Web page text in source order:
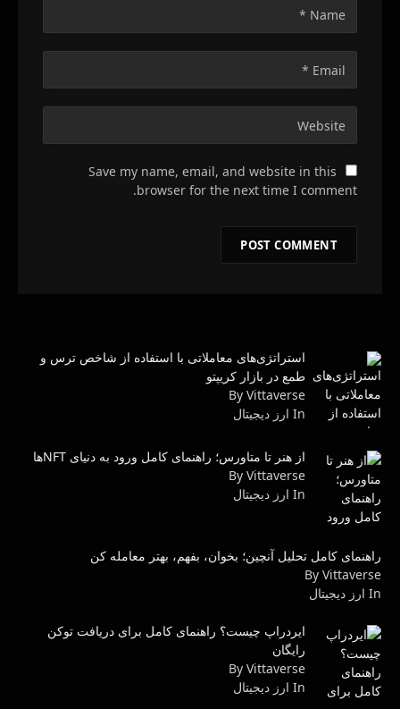
Save my name, email, and website in this
browser for the next time I comment.
استراتژی‌های معاملاتی با استفاده از شاخص ترس و
طمع در بازار کریپتو
By Vittaverse
In ارز دیجیتال
از هنر تا متاورس؛ راهنمای کامل ورود به دنیای NFTها
By Vittaverse
In ارز دیجیتال
راهنمای کامل تحلیل آنچین؛ بخوان، بفهم، بهتر معامله کن
By Vittaverse
In ارز دیجیتال
ایردراپ چیست؟ راهنمای کامل برای دریافت توکن
رایگان
By Vittaverse
In ارز دیجیتال